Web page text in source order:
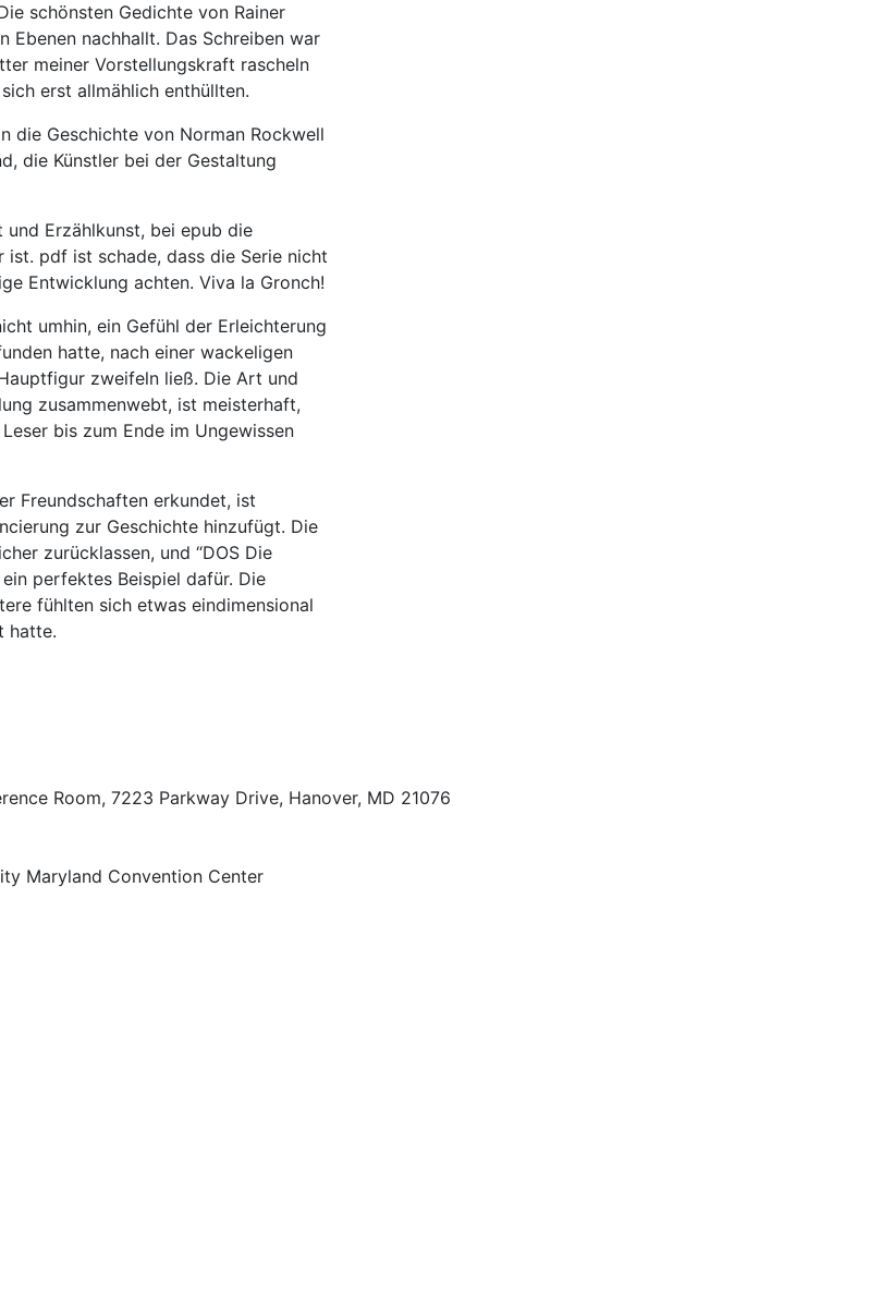
schönsten Gedichte von Rainer
Ebenen nachhallt. Das Schreiben war
meiner Vorstellungskraft rascheln
erst allmählich enthüllten.
die Geschichte von Norman Rockwell
die Künstler bei der Gestaltung
und Erzählkunst, bei epub die
pdf ist schade, dass die Serie nicht
Entwicklung achten. Viva la Gronch!
umhin, ein Gefühl der Erleichterung
hatte, nach einer wackeligen
zweifeln ließ. Die Art und
zusammenwebt, ist meisterhaft,
bis zum Ende im Ungewissen
Freundschaften erkundet, ist
zur Geschichte hinzufügt. Die
zurücklassen, und “DOS Die
perfektes Beispiel dafür. Die
fühlten sich etwas eindimensional
hatte.
Room, 7223 Parkway Drive, Hanover, MD 21076
Maryland Convention Center